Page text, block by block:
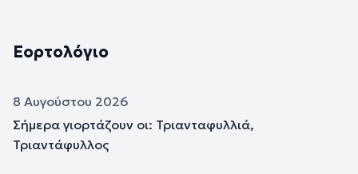
Εορτολόγιο
8 Αυγούστου 2026
Σήμερα γιορτάζουν οι: Τριανταφυλλιά,
Τριαντάφυλλος